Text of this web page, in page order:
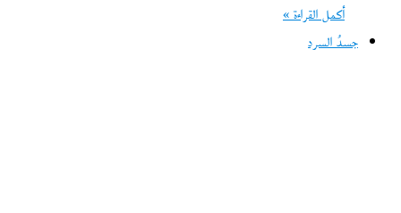
أكمل القراءة »
جسدُ السرد